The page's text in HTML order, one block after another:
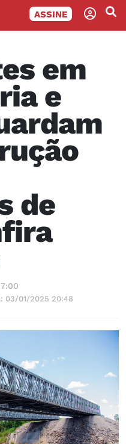
ASSINE
em
e
de
03/01/2025 20:48